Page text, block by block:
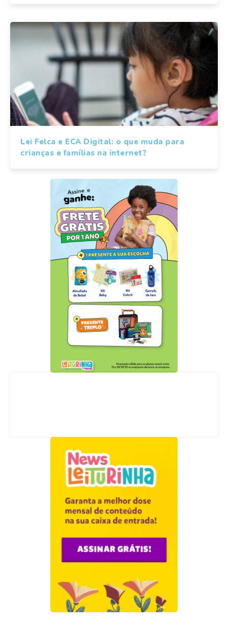
Lei Felca e ECA Digital: o que muda para
crianças e famílias na internet?